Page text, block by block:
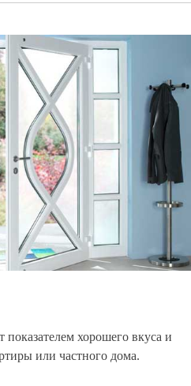
хорошего вкуса и
или частного дома.